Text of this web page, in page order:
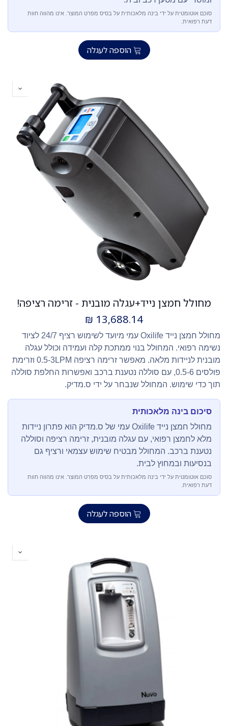
סוכם אוטומטית על ידי בינה מלאכותית על בסיס מפרט המוצר. אינו מהווה חוות
דעת רפואית.
הוספה לעגלה
מחולל חמצן נייד+עגלה מובנית - זרימה רציפה!
13,688.14
₪
מחולל חמצן נייד Oxilife עמי מיועד לשימוש רציף 24/7 לציוד
נשימה רפואי. המחולל בנוי ממתכת קלה ועמידה וכולל עגלה
מובנית לניידות מלאה. מאפשר זרימה רציפה 0.5-3LPM וזרימת
פולסים 0.5-6, עם סוללה נטענת ברכב ואפשרות החלפת סוללה
תוך כדי שימוש. המחולל שנבחר על ידי ס.מדיק.
סיכום בינה מלאכותית
מחולל חמצן נייד Oxilife עמי של ס.מדיק הוא פתרון ניידות
מלא לחמצן רפואי, עם עגלה מובנית, זרימה רציפה וסוללה
נטענת ברכב. המחולל מבטיח שימוש עצמאי ורציף גם
בנסיעות ובמחוץ לבית.
סוכם אוטומטית על ידי בינה מלאכותית על בסיס מפרט המוצר. אינו מהווה חוות
דעת רפואית.
הוספה לעגלה